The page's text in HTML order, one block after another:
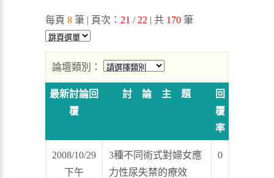
每頁 8 筆 | 頁次： 21 / 22 | 共 170 筆
論壇類別：
最新討論回
覆
討 論 主 題
回
覆
率
2008/10/29
下午
3種不同術式對婦女應
力性尿失禁的療效
0